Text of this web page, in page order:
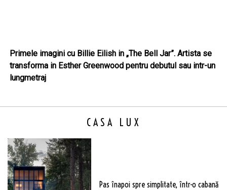
Primele imagini cu Billie Eilish in „The Bell Jar”. Artista se
transforma in Esther Greenwood pentru debutul sau intr-un
lungmetraj
CASA LUX
Pas înapoi spre simplitate, într-o cabană